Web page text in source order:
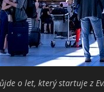
o let, který startuje z